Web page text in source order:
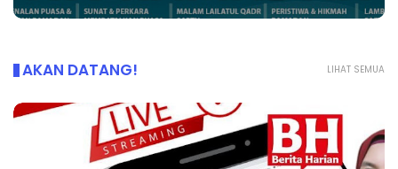
LIHAT SEMUA
AKAN DATANG!